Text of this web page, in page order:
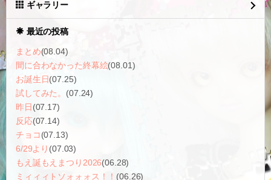
ギャラリー
最近の投稿
まとめ(08.04)
間に合わなかった終幕絵(08.01)
お誕生日(07.25)
試してみた。 (07.24)
昨日 (07.17)
反応(07.14)
チョコ(07.13)
6/29より (07.03)
もえ誕もえまつり2026(06.28)
ミィィィトソォォォス！！ (06.26)